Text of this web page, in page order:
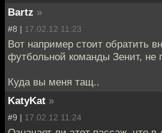
Bartz »
#8 | 17.02.12 11:23
Вот например стоит обратить
футбольной команды Зенит, не
Куда вы меня тащ..
KatyKat »
#9 | 17.02.12 11:24